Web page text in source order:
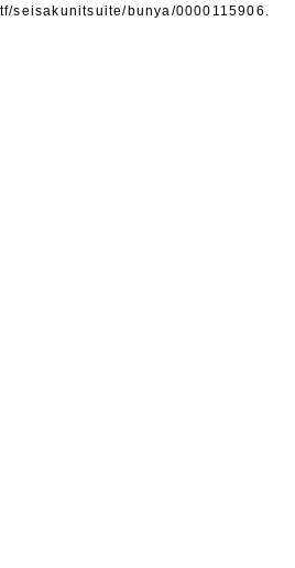
seisakunitsuite/bunya/0000115906.